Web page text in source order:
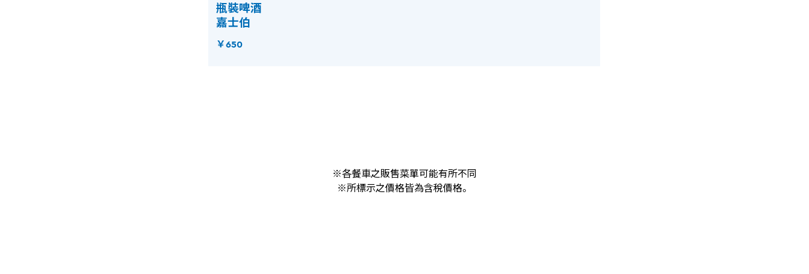
瓶裝啤酒
嘉士伯
￥650
※各餐車之販售菜單可能有所不同
※所標示之價格皆為含稅價格。